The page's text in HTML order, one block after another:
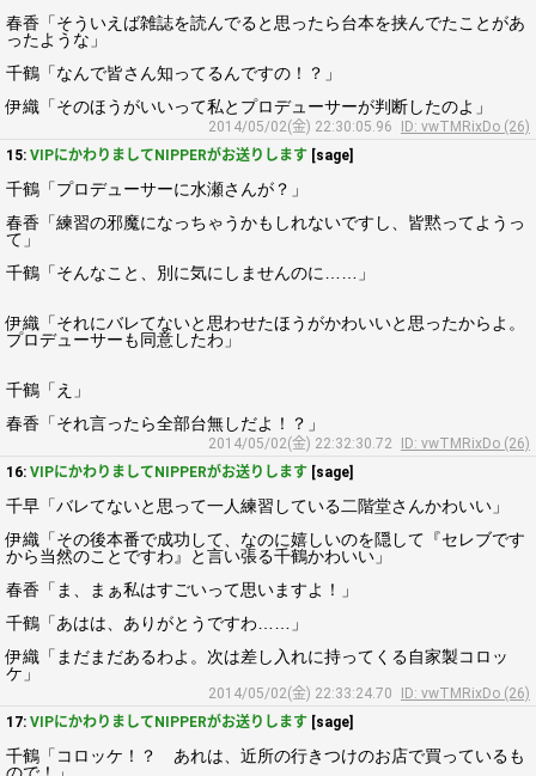
春香「そういえば雑誌を読んでると思ったら台本を挟んでたことがあ
ったような」
千鶴「なんで皆さん知ってるんですの！？」
伊織「そのほうがいいって私とプロデューサーが判断したのよ」
2014/05/02(金) 22:30:05.96
ID: vwTMRixDo (26)
15: VIPにかわりましてNIPPERがお送りします [sage]
千鶴「プロデューサーに水瀬さんが？」
春香「練習の邪魔になっちゃうかもしれないですし、皆黙ってようっ
て」
千鶴「そんなこと、別に気にしませんのに……」
伊織「それにバレてないと思わせたほうがかわいいと思ったからよ。
プロデューサーも同意したわ」
千鶴「え」
春香「それ言ったら全部台無しだよ！？」
2014/05/02(金) 22:32:30.72
ID: vwTMRixDo (26)
16: VIPにかわりましてNIPPERがお送りします [sage]
千早「バレてないと思って一人練習している二階堂さんかわいい」
伊織「その後本番で成功して、なのに嬉しいのを隠して『セレブです
から当然のことですわ』と言い張る千鶴かわいい」
春香「ま、まぁ私はすごいって思いますよ！」
千鶴「あはは、ありがとうですわ……」
伊織「まだまだあるわよ。次は差し入れに持ってくる自家製コロッ
ケ」
2014/05/02(金) 22:33:24.70
ID: vwTMRixDo (26)
17: VIPにかわりましてNIPPERがお送りします [sage]
千鶴「コロッケ！？ あれは、近所の行きつけのお店で買っているも